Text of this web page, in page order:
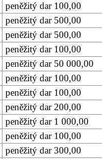
peněžitý dar 100,00
peněžitý dar 500,00
peněžitý dar 500,00
peněžitý dar 100,00
peněžitý dar 50 000,00
peněžitý dar 100,00
peněžitý dar 100,00
peněžitý dar 200,00
peněžitý dar 1 000,00
peněžitý dar 100,00
peněžitý dar 300,00